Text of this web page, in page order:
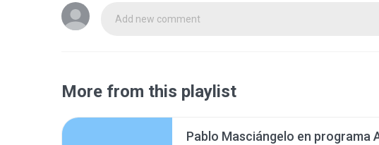
Add new comment
More from this playlist